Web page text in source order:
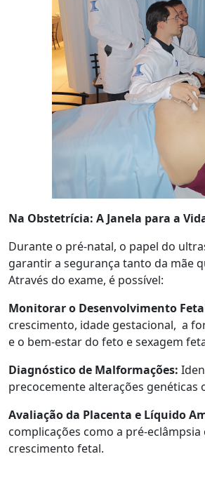
Na Obstetrícia: A Janela para a
Durante o pré-natal, o papel do
garantir a segurança tanto da mãe
Através do exame, é possível:
Monitorar o Desenvolvimento
crescimento, idade gestacional, a
e o bem-estar do feto e sexagem
Diagnóstico de Malformações:
precocemente alterações genéticas
Avaliação da Placenta e Líquido
complicações como a pré-
crescimento fetal.